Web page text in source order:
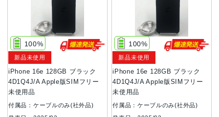
iPhone 16e 128GB ブラック
4D1Q4J/A Apple版SIMフリー
未使用品
100%
新品未使用
付属品：ケーブルのみ(社外品)
iPhone 16e 128GB ブラック
4D1Q4J/A Apple版SIMフリー
未使用品
100%
新品未使用
付属品：ケーブルのみ(社外品)